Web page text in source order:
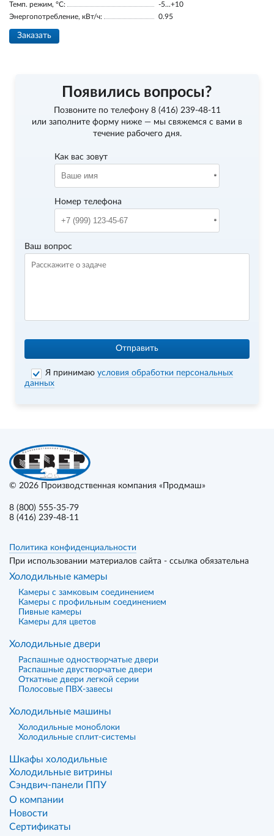
Темп. режим, °С:
-5...+10
Энергопотребление, кВт/ч:
0.95
Заказать
Появились вопросы?
Позвоните по телефону 8 (416) 239-48-11
или заполните форму ниже — мы свяжемся с вами в
течение рабочего дня.
Как вас зовут
Номер телефона
Ваш вопрос
Отправить
Я принимаюусловия обработки персональных
данных
© 2026 Производственная компания «Продмаш»
8 (800) 555-35-79
8 (416) 239-48-11
Политика конфиденциальности
При использовании материалов сайта - ссылка обязательна
Холодильные камеры
Камеры с замковым соединением
Камеры с профильным соединением
Пивные камеры
Камеры для цветов
Холодильные двери
Распашные одностворчатые двери
Распашные двустворчатые двери
Откатные двери легкой серии
Полосовые ПВХ-завесы
Холодильные машины
Холодильные моноблоки
Холодильные сплит-системы
Шкафы холодильные
Холодильные витрины
Сэндвич-панели ППУ
О компании
Новости
Сертификаты